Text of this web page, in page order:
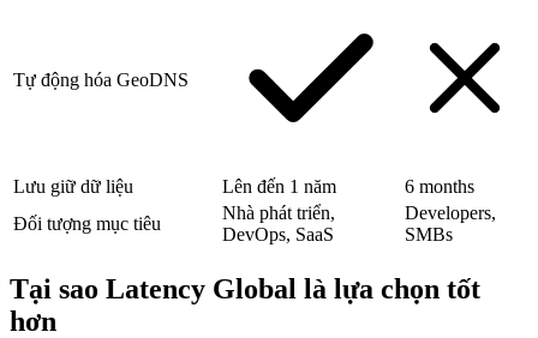
Tự động hóa GeoDNS
Lưu giữ dữ liệu Lên đến 1 năm
6 months
Đối tượng mục tiêu
Nhà phát triển,
DevOps, SaaS
Developers,
SMBs
Tại sao Latency Global là lựa chọn tốt
hơn